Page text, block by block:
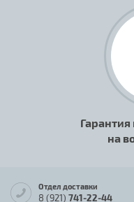
Гарантия
на
Отдел доставки
8 (921) 741-22-44